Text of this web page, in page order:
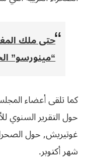
حتى ملك
“مينورسو”
كما تلقى أعضاء
حول التقرير السنوي
غوتيريش, حول
شهر أكتوبر.